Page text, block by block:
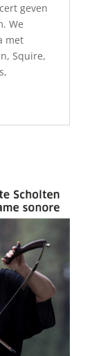
geven
We
met
Squire,